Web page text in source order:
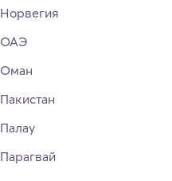
Норвегия
ОАЭ
Оман
Пакистан
Палау
Парагвай